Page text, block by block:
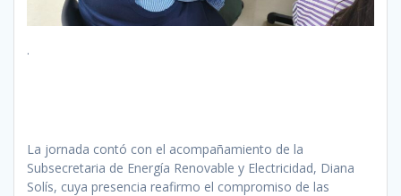
.
La jornada contó con el acompañamiento de la
Subsecretaria de Energía Renovable y Electricidad, Diana
Solís, cuya presencia reafirmo el compromiso de las